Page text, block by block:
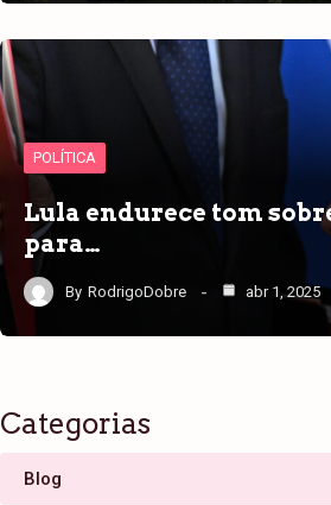
POLÍTICA
Lula endurece tom
para…
By RodrigoDobre abr 1, 2025
Categorias
Blog